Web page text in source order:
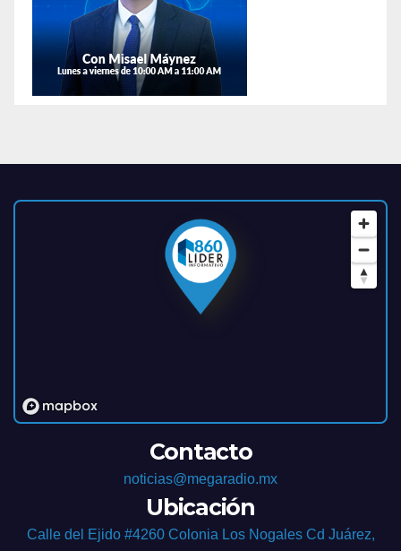
Contacto
noticias@megaradio.mx
Ubicación
Calle del Ejido #4260 Colonia Los Nogales Cd Juárez,